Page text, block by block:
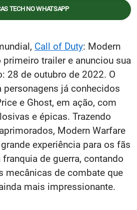
TECH NO WHATSAPP
Call of Duty: Modern
primeiro trailer e anunciou sua
28 de outubro de 2022. O
já conhecidos
e Ghost, em ação, com
e épicas. Trazendo
Modern Warfare
experiência para os fãs
de guerra, contando
mecânicas de combate que
mais impressionante.